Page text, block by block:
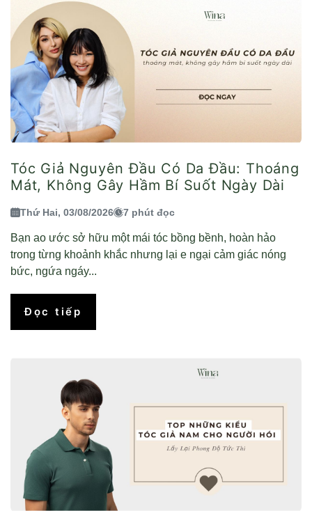
Tóc Giả Nguyên Đầu Có Da Đầu: Thoáng
Mát, Không Gây Hầm Bí Suốt Ngày Dài
Thứ Hai, 03/08/2026 7 phút đọc
Bạn ao ước sở hữu một mái tóc bồng bềnh, hoàn hảo
trong từng khoảnh khắc nhưng lại e ngại cảm giác nóng
bức, ngứa ngáy...
Đọc tiếp